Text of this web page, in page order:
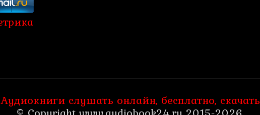
Аудиокниги слушать онлайн, бесплатно, скачать